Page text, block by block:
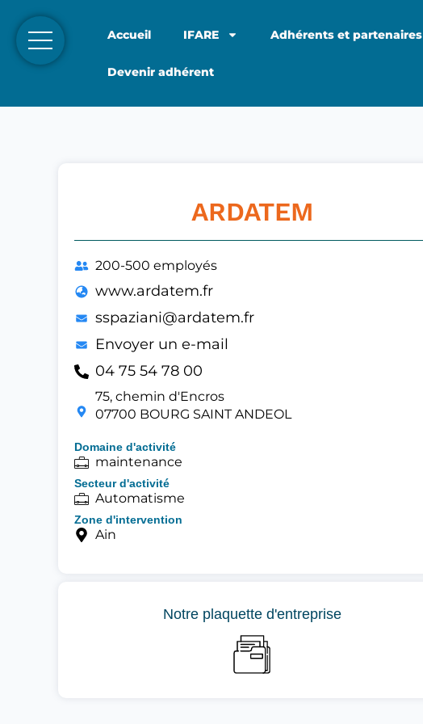
Accueil IFARE Adhérents et partenaires
Devenir adhérent
ARDATEM
200-500 employés
www.ardatem.fr
sspaziani@ardatem.fr
Envoyer un e-mail
04 75 54 78 00
75, chemin d'Encros
07700 BOURG SAINT ANDEOL
Domaine d'activité
maintenance
Secteur d'activité
Automatisme
Zone d'intervention
Ain
Notre plaquette d'entreprise